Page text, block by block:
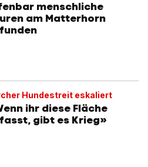
menschliche
am Matterhorn
Hundestreit eskaliert
ihr diese Fläche
gibt es Krieg»